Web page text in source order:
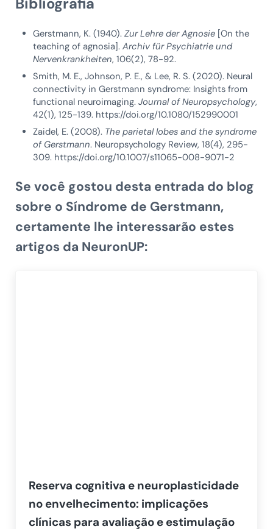
Gerstmann, K. (1940).Zur Lehre der Agnosie [On the
teaching of agnosia].Archiv für Psychiatrie und
Nervenkrankheiten, 106(2), 78-92.
Smith, M. E., Johnson, P. E., & Lee, R. S. (2020). Neural
connectivity in Gerstmann syndrome: Insights from
functional neuroimaging.Journal of Neuropsychology,
42(1), 125-139. https://doi.org/10.1080/152990001
Zaidel, E. (2008). The parietal lobes and the syndrome
of Gerstmann. Neuropsychology Review, 18(4), 295-
309. https://doi.org/10.1007/s11065-008-9071-2
Se você gostou desta entrada do blog
sobre o Síndrome de Gerstmann,
certamente lhe interessarão estes
artigos da NeuronUP:
Reserva cognitiva e neuroplasticidade
no envelhecimento: implicações
clínicas para avaliação e estimulação